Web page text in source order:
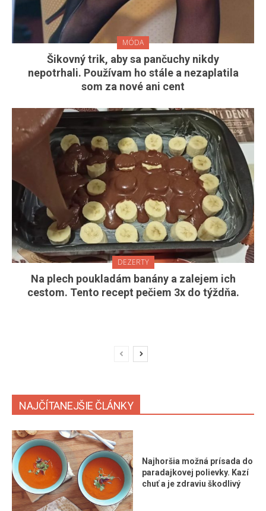
MÓDA
Šikovný trik, aby sa pančuchy nikdy
nepotrhali. Používam ho stále a nezaplatila
som za nové ani cent
DEZERTY
Na plech poukladám banány a zalejem ich
cestom. Tento recept pečiem 3x do týždňa.
NAJČÍTANEJŠIE ČLÁNKY
Najhoršia možná prísada do
paradajkovej polievky. Kazí
chuť a je zdraviu škodlivý